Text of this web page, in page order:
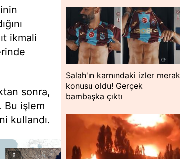
ikmali
sonra,
Bu işlem
kullandı.
Salah'ın karnındaki izler merak
konusu oldu! Gerçek
bambaşka çıktı